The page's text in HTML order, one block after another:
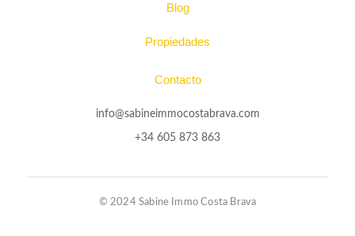
Blog
Propiedades
Contacto
info@sabineimmocostabrava.com
+34 605 873 863
© 2024 Sabine Immo Costa Brava